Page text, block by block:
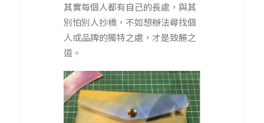
其實每個人都有自己的長處，與其
別怕別人抄橋，不如想辦法尋找個
人或品牌的獨特之處，才是致勝之
道。